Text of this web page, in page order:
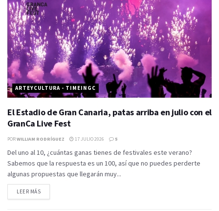
ARTEYCULTURA - TIMEINGC
El Estadio de Gran Canaria, patas arriba en julio con el
GranCa Live Fest
PORWILLIAM RODRÍGUEZ 17 JULIO 2026 5
Del uno al 10, ¿cuántas ganas tienes de festivales este verano?
Sabemos que la respuesta es un 100, así que no puedes perderte
algunas propuestas que llegarán muy...
LEER MÁS